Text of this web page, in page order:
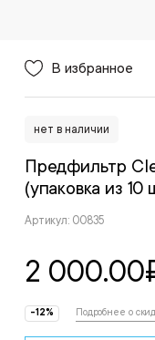
В избранное
нет в наличии
Предфильтр
(упаковка из 10
Артикул: 00835
2 000.00
-12% Подробнее о